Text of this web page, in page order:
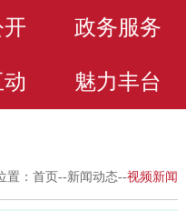
政务服务
魅力丰台
置：首页--新闻动态--视频新闻